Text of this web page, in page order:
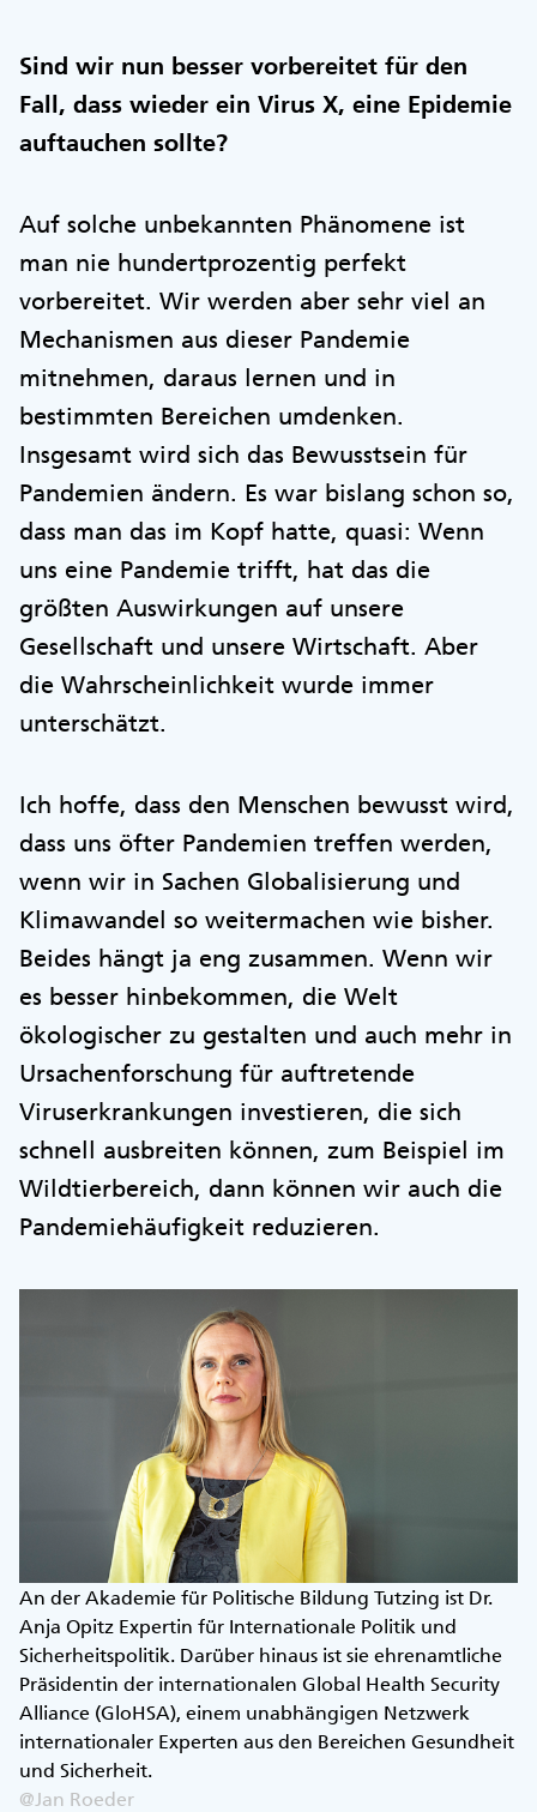
Sind wir nun besser vorbereitet für den
Fall, dass wieder ein Virus X, eine Epidemie
auftauchen sollte?
Auf solche unbekannten Phänomene ist
man nie hundertprozentig perfekt
vorbereitet. Wir werden aber sehr viel an
Mechanismen aus dieser Pandemie
mitnehmen, daraus lernen und in
bestimmten Bereichen umdenken.
Insgesamt wird sich das Bewusstsein für
Pandemien ändern. Es war bislang schon so,
dass man das im Kopf hatte, quasi: Wenn
uns eine Pandemie trifft, hat das die
größten Auswirkungen auf unsere
Gesellschaft und unsere Wirtschaft. Aber
die Wahrscheinlichkeit wurde immer
unterschätzt.
Ich hoffe, dass den Menschen bewusst wird,
dass uns öfter Pandemien treffen werden,
wenn wir in Sachen Globalisierung und
Klimawandel so weitermachen wie bisher.
Beides hängt ja eng zusammen. Wenn wir
es besser hinbekommen, die Welt
ökologischer zu gestalten und auch mehr in
Ursachenforschung für auftretende
Viruserkrankungen investieren, die sich
schnell ausbreiten können, zum Beispiel im
Wildtierbereich, dann können wir auch die
Pandemiehäufigkeit reduzieren.
An der Akademie für Politische Bildung Tutzing ist Dr.
Anja Opitz Expertin für Internationale Politik und
Sicherheitspolitik. Darüber hinaus ist sie ehrenamtliche
Präsidentin der internationalen Global Health Security
Alliance (GloHSA), einem unabhängigen Netzwerk
internationaler Experten aus den Bereichen Gesundheit
und Sicherheit.
@Jan Roeder